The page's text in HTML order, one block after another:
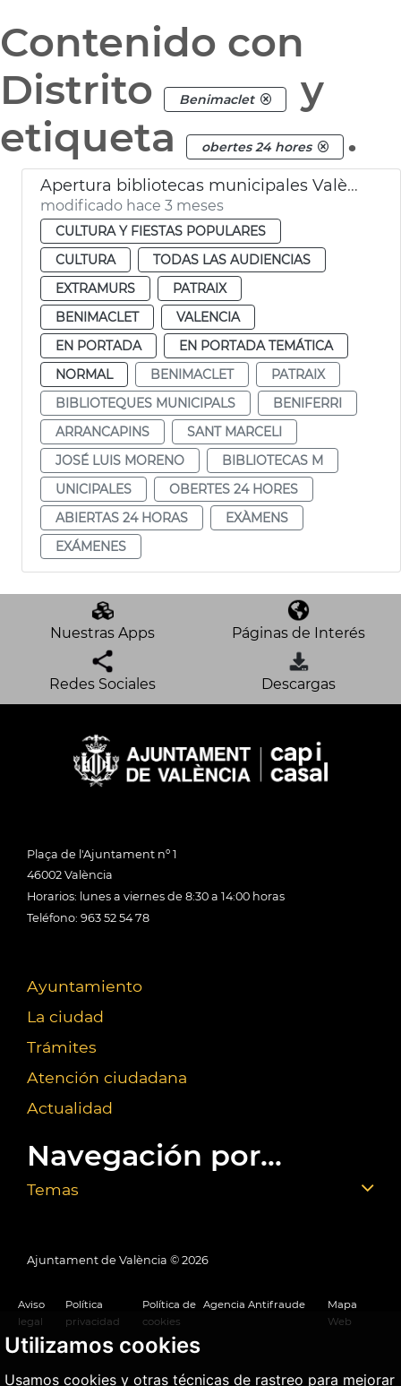
Utilizamos cookies
Usamos cookies y otras técnicas de rastreo para mejorar
Contenido con
Distrito
Benimaclet
y
etiqueta
obertes 24 hores .
Apertura bibliotecas municipales València 24 horas por exámenes
modificado hace 3 meses
CULTURA Y FIESTAS POPULARES
CULTURA
TODAS LAS AUDIENCIAS
EXTRAMURS
PATRAIX
BENIMACLET
VALENCIA
EN PORTADA
EN PORTADA TEMÁTICA
NORMAL
BENIMACLET
PATRAIX
BIBLIOTEQUES MUNICIPALS
BENIFERRI
ARRANCAPINS
SANT MARCELI
JOSÉ LUIS MORENO
BIBLIOTECAS M
UNICIPALES
OBERTES 24 HORES
ABIERTAS 24 HORAS
EXÀMENS
EXÁMENES
Nuestras Apps Páginas de Interés
Redes Sociales Descargas
Plaça de l'Ajuntament nº 1
46002 València
Horarios: lunes a viernes de 8:30 a 14:00 horas
Teléfono: 963 52 54 78
Ayuntamiento
La ciudad
Trámites
Atención ciudadana
Actualidad
Navegación por...
Temas
Ajuntament de València © 2026
Aviso
legal
Política
privacidad
Política de
cookies
Agencia Antifraude
Mapa
Web